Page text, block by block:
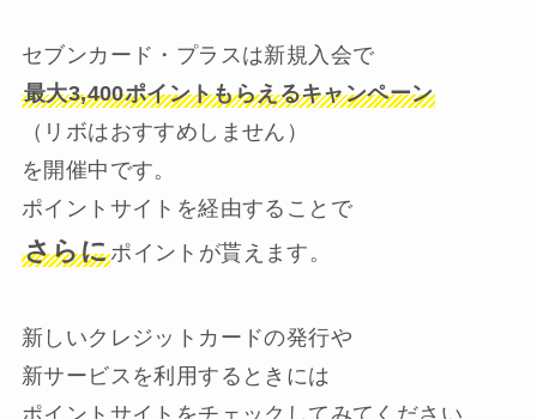
セブンカード・プラスは新規入会で
最大3,400ポイントもらえるキャンペーン
（リボはおすすめしません）
を開催中です。
ポイントサイトを経由することで
さらにポイントが貰えます。
新しいクレジットカードの発行や
新サービスを利用するときには
ポイントサイトをチェックしてみてください。